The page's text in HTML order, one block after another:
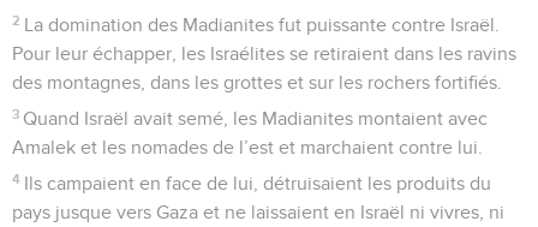
2 La domination des Madianites fut puissante contre Israël.
Pour leur échapper, les Israélites se retiraient dans les ravins
des montagnes, dans les grottes et sur les rochers fortifiés.
3 Quand Israël avait semé, les Madianites montaient avec
Amalek et les nomades de l’est et marchaient contre lui.
4 Ils campaient en face de lui, détruisaient les produits du
pays jusque vers Gaza et ne laissaient en Israël ni vivres, ni